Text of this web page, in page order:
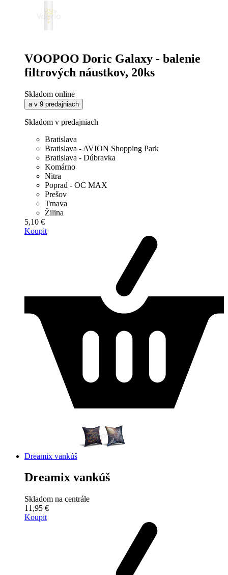
VOOPOO Doric Galaxy - balenie
filtrových náustkov, 20ks
Skladom online
a v 9 predajniach
Skladom v predajniach
Bratislava
Bratislava - AVION Shopping Park
Bratislava - Dúbravka
Komárno
Nitra
Poprad - OC MAX
Prešov
Trnava
Žilina
5,10 €
Koupit
Dreamix vankúš
Dreamix vankúš
Skladom na centrále
11,95 €
Koupit